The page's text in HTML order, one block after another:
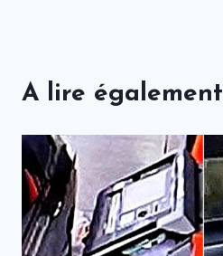
A lire également